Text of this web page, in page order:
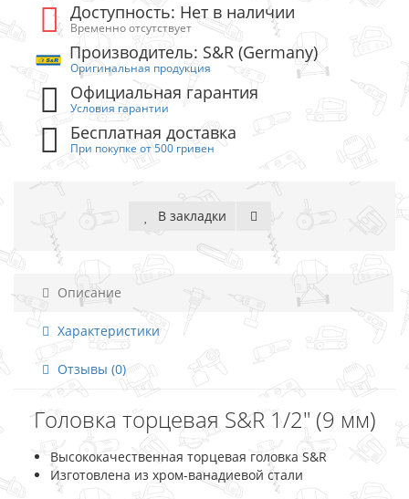
Доступность: Нет в наличии
Временно отсутствует
Производитель: S&R (Germany)
Оригинальная продукция
Официальная гарантия
Условия гарантии
Бесплатная доставка
При покупке от 500 гривен
В закладки
Описание
Характеристики
Отзывы (0)
Головка торцевая S&R 1/2" (9 мм)
Высококачественная торцевая головка S&R
Изготовлена из хром-ванадиевой стали